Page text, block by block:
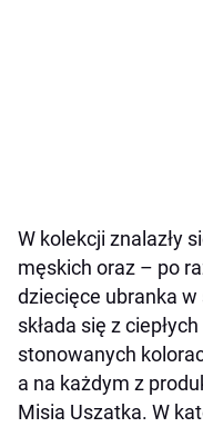
W kolekcji znalazły
męskich oraz – po
dziecięce ubranka
składa się z
stonowanych
a na każdym z
Misia Uszatka. W